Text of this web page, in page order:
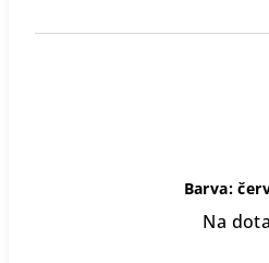
Barva:
Na